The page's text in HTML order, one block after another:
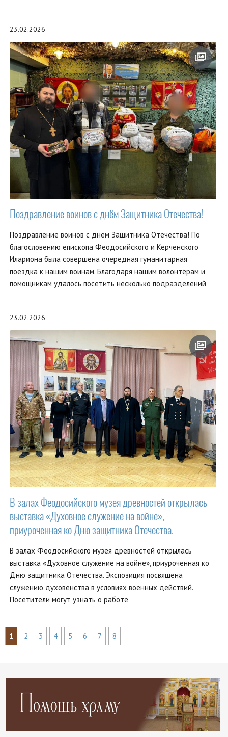
23.02.2026
Поздравление воинов с днём Защитника Отечества!
Поздравление воинов с днём Защитника Отечества! По
благословению епископа Феодосийского и Керченского
Илариона была совершена очередная гуманитарная
поездка к нашим воинам. Благодаря нашим волонтёрам и
помощникам удалось посетить несколько подразделений
23.02.2026
В залах Феодосийского музея древностей открылась
выставка «Духовное служение на войне»,
приуроченная ко Дню защитника Отечества.
В залах Феодосийского музея древностей открылась
выставка «Духовное служение на войне», приуроченная ко
Дню защитника Отечества. Экспозиция посвящена
служению духовенства в условиях военных действий.
Посетители могут узнать о работе
1 2 3 4 5 6 7 8